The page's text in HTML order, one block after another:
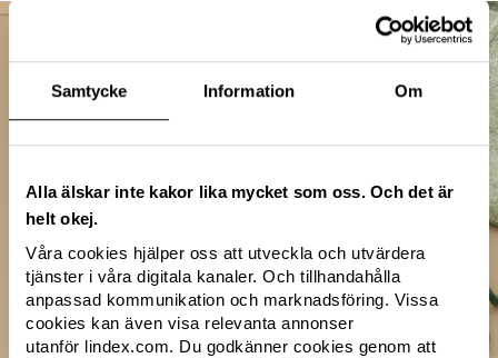
Samtycke Information Om
Alla älskar inte kakor lika mycket som oss. Och det är
helt okej.
Våra cookies hjälper oss att utveckla och utvärdera
tjänster i våra digitala kanaler. Och tillhandahålla
anpassad kommunikation och marknadsföring. Vissa
cookies kan även visa relevanta annonser
utanför lindex.com. Du godkänner cookies genom att